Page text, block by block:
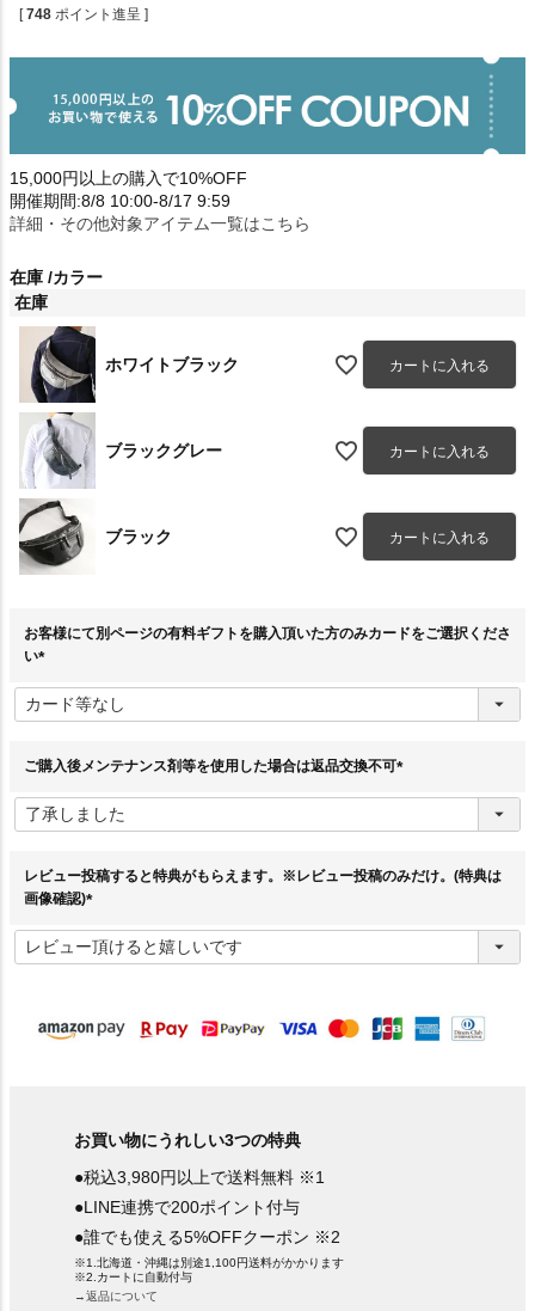
[ 748 ポイント進呈 ]
15,000円以上の購入で10%OFF
開催期間:8/8 10:00-8/17 9:59
詳細・その他対象アイテム一覧はこちら
在庫 カラー
在庫
ホワイトブラック カートに入れる
ブラックグレー カートに入れる
ブラック カートに入れる
お客様にて別ページの有料ギフトを購入頂いた方のみカードをご選択くださ
い
必
須
ご購入後メンテナンス剤等を使用した場合は返品交換不可
須
レビュー投稿すると特典がもらえます。※レビュー投稿のみだけ。(特典は
画像確認)
必
須
お買い物にうれしい3つの特典
●税込3,980円以上で送料無料 ※1
●LINE連携で200ポイント付与
●誰でも使える5%OFFクーポン ※2
※1.北海道・沖縄は別途1,100円送料がかかります
※2.カートに自動付与
→返品について